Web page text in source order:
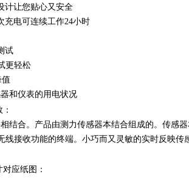
计让您贴心又安全
充电可连续工作24小时
试
更轻松
值
和仪表的用电状况
结合。 产品由测力传感器本结合组成的。传感
线接收功能的终端。小巧而又灵敏的实时反映传
对应纸图：